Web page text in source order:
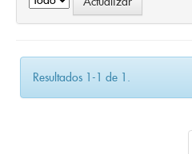
Resultados 1-1 de 1.